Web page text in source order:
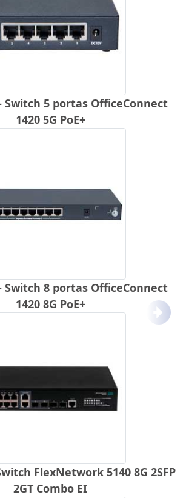
- Switch 5 portas OfficeConnect
1420 5G PoE+
- Switch 8 portas OfficeConnect
1420 8G PoE+
FlexNetwork 5140 8G 2SFP
2GT Combo EI